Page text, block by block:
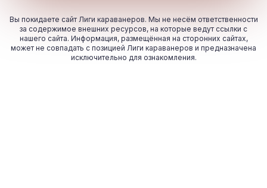
Вы покидаете сайт Лиги караванеров. Мы не несём ответственности
за содержимое внешних ресурсов, на которые ведут ссылки с
нашего сайта. Информация, размещённая на сторонних сайтах,
может не совпадать с позицией Лиги караванеров и предназначена
исключительно для ознакомления.